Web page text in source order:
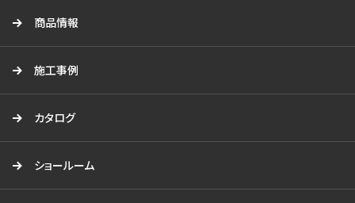
商品情報
施工事例
カタログ
ショールーム